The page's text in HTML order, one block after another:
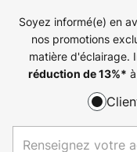
Soyez informé(e) en
nos promotions
matière d'éclairage.
réduction de13%*